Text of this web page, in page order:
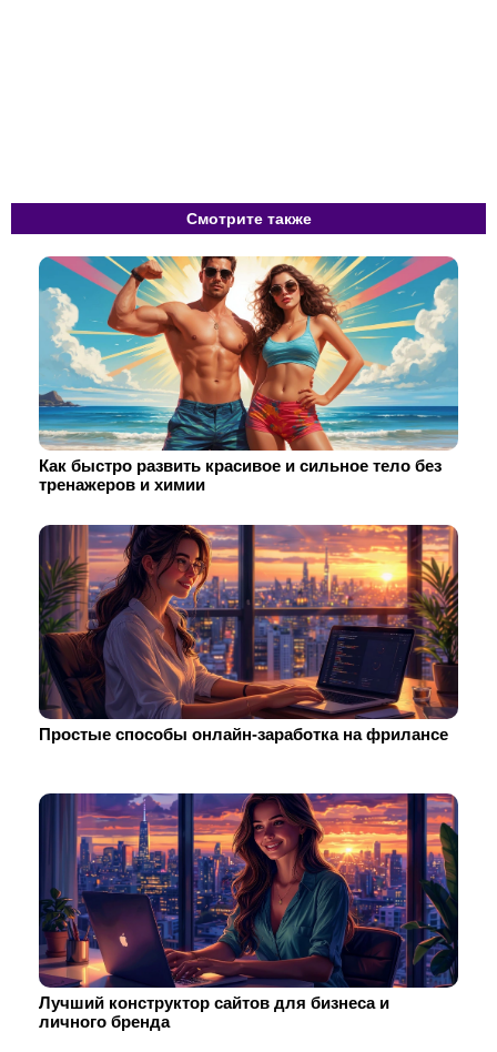
Смотрите также
Как быстро развить красивое и сильное тело без
тренажеров и химии
Простые способы онлайн-заработка на фрилансе
Лучший конструктор сайтов для бизнеса и
личного бренда